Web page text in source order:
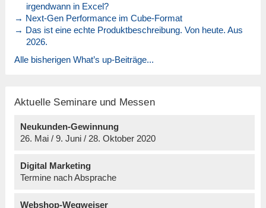
irgendwann in Excel?
→ Next-Gen Performance im Cube-Format
→ Das ist eine echte Produktbeschreibung. Von heute. Aus
2026.
Alle bisherigen What’s up-Beiträge...
Aktuelle Seminare und Messen
Neukunden-Gewinnung
26. Mai / 9. Juni / 28. Oktober 2020
Digital Marketing
Termine nach Absprache
Webshop-Wegweiser